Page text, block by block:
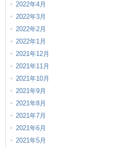
2022年4月
2022年3月
2022年2月
2022年1月
2021年12月
2021年11月
2021年10月
2021年9月
2021年8月
2021年7月
2021年6月
2021年5月